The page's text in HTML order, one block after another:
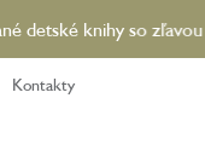
knihy so zľavou až 90
Kontakty